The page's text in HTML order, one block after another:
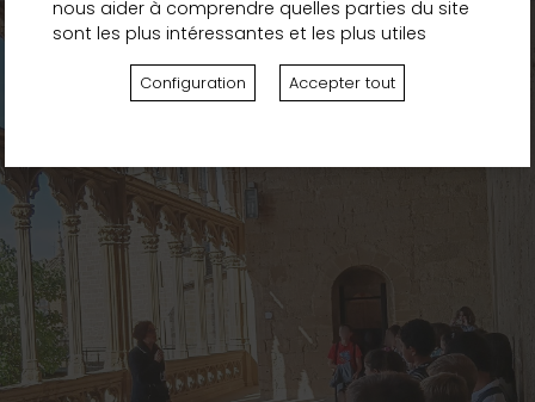
nous aider à comprendre quelles parties du site
sont les plus intéressantes et les plus utiles
Configuration Accepter tout